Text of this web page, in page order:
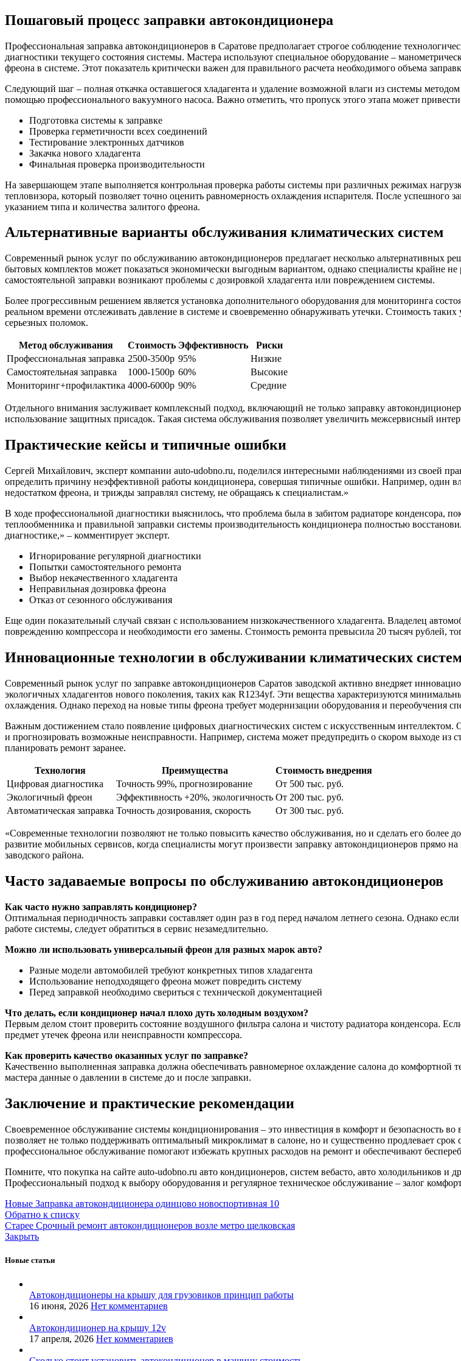
Пошаговый процесс заправки автокондиционера
Профессиональная заправка автокондиционеров в Саратове предполагает строгое соблюдение
диагностики текущего состояния системы. Мастера используют специальное оборудование –
фреона в системе. Этот показатель критически важен для правильного расчета необходимого объема
Следующий шаг – полная откачка оставшегося хладагента и удаление возможной влаги из системы
помощью профессионального вакуумного насоса. Важно отметить, что пропуск этого этапа может
Подготовка системы к заправке
Проверка герметичности всех соединений
Тестирование электронных датчиков
Закачка нового хладагента
Финальная проверка производительности
На завершающем этапе выполняется контрольная проверка работы системы при различных режимах
тепловизора, который позволяет точно оценить равномерность охлаждения испарителя. После успешного
указанием типа и количества залитого фреона.
Альтернативные варианты обслуживания климатических систем
Современный рынок услуг по обслуживанию автокондиционеров предлагает несколько альтернативных
бытовых комплектов может показаться экономически выгодным вариантом, однако специалисты крайне не
самостоятельной заправки возникают проблемы с дозировкой хладагента или повреждением системы.
Более прогрессивным решением является установка дополнительного оборудования для мониторинга
реальном времени отслеживать давление в системе и своевременно обнаруживать утечки. Стоимость
серьезных поломок.
Метод обслуживания Стоимость Эффективность
Риски
Профессиональная заправка 2500-3500р 95%
Низкие
Самостоятельная заправка
1000-1500р 60%
Высокие
Мониторинг+профилактика 4000-6000р 90% Средние
Отдельного внимания заслуживает комплексный подход, включающий не только заправку
использование защитных присадок. Такая система обслуживания позволяет увеличить межсервисный
Практические кейсы и типичные ошибки
Сергей Михайлович, эксперт компании auto-udobno.ru, поделился интересными наблюдениями из своей
определить причину неэффективной работы кондиционера, совершая типичные ошибки. Например, один
недостатком фреона, и трижды заправлял систему, не обращаясь к специалистам.»
В ходе профессиональной диагностики выяснилось, что проблема была в забитом радиаторе конденсора,
теплообменника и правильной заправки системы производительность кондиционера полностью
диагностике,» – комментирует эксперт.
Игнорирование регулярной диагностики
Попытки самостоятельного ремонта
Выбор некачественного хладагента
Неправильная дозировка фреона
Отказ от сезонного обслуживания
Еще один показательный случай связан с использованием низкокачественного хладагента. Владелец
повреждению компрессора и необходимости его замены. Стоимость ремонта превысила 20 тысяч рублей,
Инновационные технологии в обслуживании климатических
Современный рынок услуг по заправке автокондиционеров Саратов заводской активно внедряет
экологичных хладагентов нового поколения, таких как R1234yf. Эти вещества характеризуются
охлаждения. Однако переход на новые типы фреона требует модернизации оборудования и переобучения
Важным достижением стало появление цифровых диагностических систем с искусственным интеллектом.
и прогнозировать возможные неисправности. Например, система может предупредить о скором выходе из
планировать ремонт заранее.
Технология Преимущества
Стоимость внедрения
Цифровая диагностика
Точность 99%, прогнозирование
От 500 тыс. руб.
Экологичный фреон
Эффективность +20%, экологичность От 200 тыс. руб.
Автоматическая заправка Точность дозирования, скорость От 300 тыс. руб.
«Современные технологии позволяют не только повысить качество обслуживания, но и сделать его
развитие мобильных сервисов, когда специалисты могут произвести заправку автокондиционеров прямо
заводского района.
Часто задаваемые вопросы по обслуживанию автокондиционеров
Как часто нужно заправлять кондиционер?
Оптимальная периодичность заправки составляет один раз в год перед началом летнего сезона. Однако
работе системы, следует обратиться в сервис незамедлительно.
Можно ли использовать универсальный фреон для разных марок авто?
Разные модели автомобилей требуют конкретных типов хладагента
Использование неподходящего фреона может повредить систему
Перед заправкой необходимо свериться с технической документацией
Что делать, если кондиционер начал плохо дуть холодным воздухом?
Первым делом стоит проверить состояние воздушного фильтра салона и чистоту радиатора конденсора.
предмет утечек фреона или неисправности компрессора.
Как проверить качество оказанных услуг по заправке?
Качественно выполненная заправка должна обеспечивать равномерное охлаждение салона до
мастера данные о давлении в системе до и после заправки.
Заключение и практические рекомендации
Своевременное обслуживание системы кондиционирования – это инвестиция в комфорт и безопасность во
позволяет не только поддерживать оптимальный микроклимат в салоне, но и существенно продлевает
профессиональное обслуживание помогают избежать крупных расходов на ремонт и обеспечивают
Помните, что покупка на сайте auto-udobno.ru авто кондиционеров, систем вебасто, авто холодильников и
Профессиональный подход к выбору оборудования и регулярное техническое обслуживание – залог
Новые Заправка автокондиционера одинцово новоспортивная 10
Обратно к списку
Старее Срочный ремонт автокондиционеров возле метро щелковская
Закрыть
Новые статьи
Автокондиционеры на крышу для грузовиков принцип работы
16 июня, 2026 Нет комментариев
Автокондиционер на крышу 12v
17 апреля, 2026 Нет комментариев